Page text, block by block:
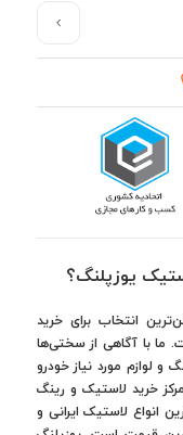
یوزپلنگ؟
انتخاب برای خرید
ما با آگاهی از سختی‌ها
لوازم مورد نیاز خودرو
خرید لاستیک و رینگ
انواع لاستیک ایرانی و